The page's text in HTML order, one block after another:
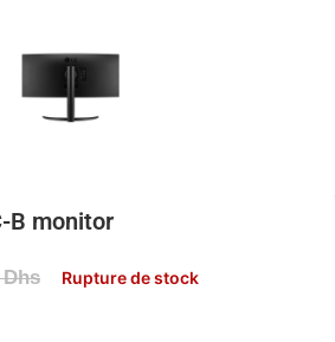
B monitor
Dhs Rupture de stock